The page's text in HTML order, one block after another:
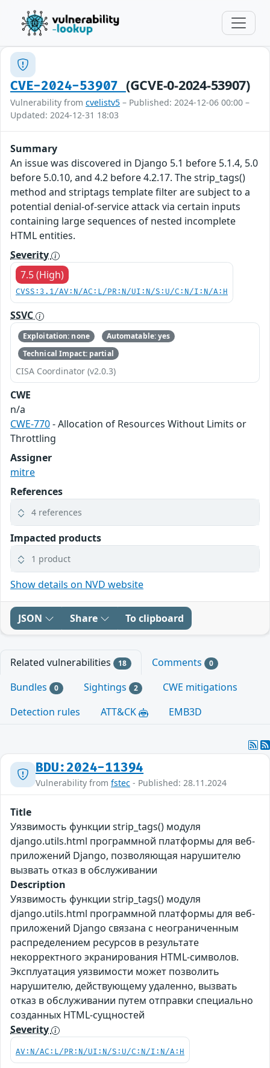
CVE-2024-53907 (GCVE-0-2024-53907)
Vulnerability from cvelistv5 – Published: 2024-12-06 00:00 –
Updated: 2024-12-31 18:03
Summary
An issue was discovered in Django 5.1 before 5.1.4, 5.0
before 5.0.10, and 4.2 before 4.2.17. The strip_tags()
method and striptags template filter are subject to a
potential denial-of-service attack via certain inputs
containing large sequences of nested incomplete
HTML entities.
Severity
7.5 (High)
CVSS:3.1/AV:N/AC:L/PR:N/UI:N/S:U/C:N/I:N/A:H
SSVC
Exploitation: none
Automatable: yes
Technical Impact: partial
CISA Coordinator (v2.0.3)
CWE
n/a
CWE-770- Allocation of Resources Without Limits or
Throttling
Assigner
mitre
References
4 references
Impacted products
1 product
Show details on NVD website
JSON Share To clipboard
Related vulnerabilities 18 Comments 0
Bundles 0 Sightings 2
CWE mitigations
Detection rules
ATT&CK EMB3D
BDU:2024-11394
Vulnerability from fstec - Published: 28.11.2024
Title
Уязвимость функции strip_tags() модуля
django.utils.html программной платформы для веб-
приложений Django, позволяющая нарушителю
вызвать отказ в обслуживании
Description
Уязвимость функции strip_tags() модуля
django.utils.html программной платформы для веб-
приложений Django связана с неограниченным
распределением ресурсов в результате
некорректного экранирования HTML-символов.
Эксплуатация уязвимости может позволить
нарушителю, действующему удаленно, вызвать
отказ в обслуживании путем отправки специально
созданных HTML-сущностей
Severity
AV:N/AC:L/PR:N/UI:N/S:U/C:N/I:N/A:H